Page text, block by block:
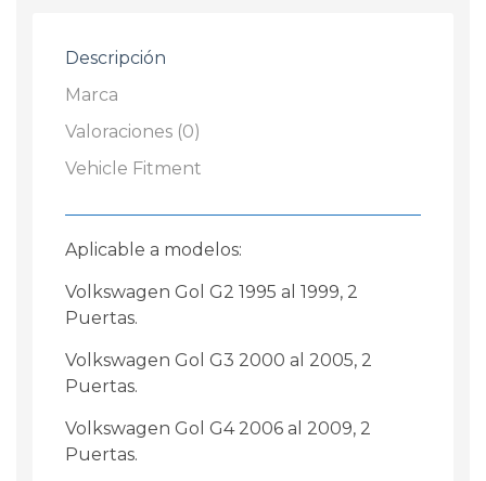
Descripción
Marca
Valoraciones (0)
Vehicle Fitment
Aplicable a modelos:
Volkswagen Gol G2 1995 al 1999, 2
Puertas.
Volkswagen Gol G3 2000 al 2005, 2
Puertas.
Volkswagen Gol G4 2006 al 2009, 2
Puertas.